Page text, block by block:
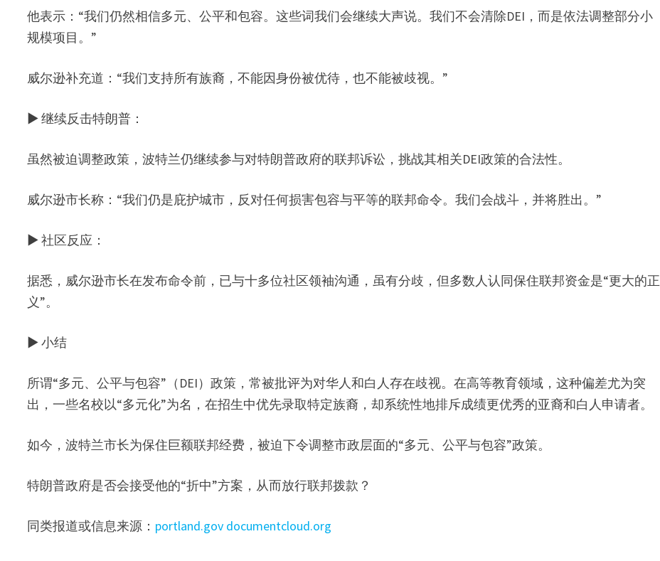
他表示：“我们仍然相信多元、公平和包容。这些词我们会继续大声说。我们不会清除DEI，而是依法调整部分小
规模项目。”
威尔逊补充道：“我们支持所有族裔，不能因身份被优待，也不能被歧视。”
▶ 继续反击特朗普：
虽然被迫调整政策，波特兰仍继续参与对特朗普政府的联邦诉讼，挑战其相关DEI政策的合法性。
威尔逊市长称：“我们仍是庇护城市，反对任何损害包容与平等的联邦命令。我们会战斗，并将胜出。”
▶ 社区反应：
据悉，威尔逊市长在发布命令前，已与十多位社区领袖沟通，虽有分歧，但多数人认同保住联邦资金是“更大的正
义”。
▶ 小结
所谓“多元、公平与包容”（DEI）政策，常被批评为对华人和白人存在歧视。在高等教育领域，这种偏差尤为突
出，一些名校以“多元化”为名，在招生中优先录取特定族裔，却系统性地排斥成绩更优秀的亚裔和白人申请者。
如今，波特兰市长为保住巨额联邦经费，被迫下令调整市政层面的“多元、公平与包容”政策。
特朗普政府是否会接受他的“折中”方案，从而放行联邦拨款？
同类报道或信息来源： portland.gov documentcloud.org